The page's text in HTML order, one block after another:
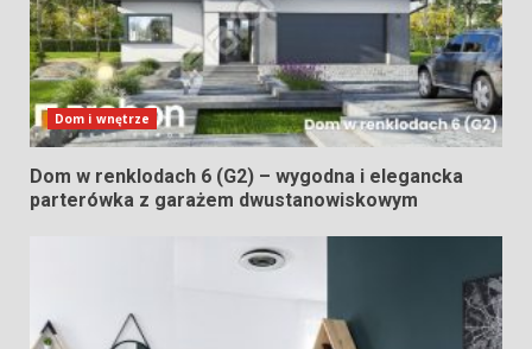
Dom i wnętrze
Dom w renklodach 6 (G2) – wygodna i elegancka
parterówka z garażem dwustanowiskowym